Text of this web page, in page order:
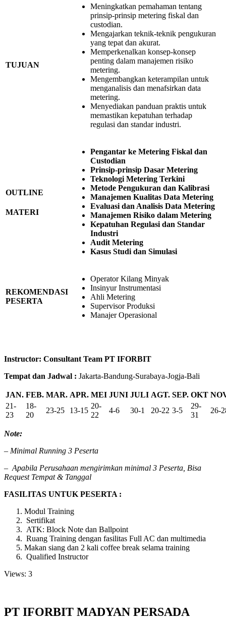
TUJUAN
Meningkatkan pemahaman tentang
prinsip-prinsip metering fiskal dan
custodian.
Mengajarkan teknik-teknik pengukuran
yang tepat dan akurat.
Memperkenalkan konsep-konsep
penting dalam manajemen risiko
metering.
Mengembangkan keterampilan untuk
menganalisis dan menafsirkan data
metering.
Menyediakan panduan praktis untuk
memastikan kepatuhan terhadap
regulasi dan standar industri.
OUTLINE
MATERI
Pengantar ke Metering Fiskal dan
Custodian
Prinsip-prinsip Dasar Metering
Teknologi Metering Terkini
Metode Pengukuran dan Kalibrasi
Manajemen Kualitas Data Metering
Evaluasi dan Analisis Data Metering
Manajemen Risiko dalam Metering
Kepatuhan Regulasi dan Standar
Industri
Audit Metering
Kasus Studi dan Simulasi
REKOMENDASI
PESERTA
Operator Kilang Minyak
Insinyur Instrumentasi
Ahli Metering
Supervisor Produksi
Manajer Operasional
Instructor: Consultant Team PT IFORBIT
Tempat dan Jadwal : Jakarta-Bandung-Surabaya-Jogja-Bali
JAN. FEB. MAR. APR. MEI JUNI JULI AGT. SEP. OKT
21-
23
18-
20
23-25 13-15
20-
22
4-6 30-1 20-22 3-5
29-
31
26-
Note:
– Minimal Running 3 Peserta
– Apabila Perusahaan mengirimkan minimal 3 Peserta, Bisa
Request Tempat & Tanggal
FASILITAS UNTUK PESERTA :
Modul Training
Sertifikat
ATK: Block Note dan Ballpoint
Ruang Training dengan fasilitas Full AC dan multimedia
Makan siang dan 2 kali coffee break selama training
Qualified Instructor
Views: 3
PT IFORBIT MADYAN PERSADA